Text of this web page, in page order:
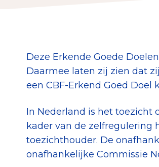
CBF-
Het
Deze Erkende Goede
Daarmee laten zij zien dat
een CBF-Erkend Goed Doel
In Nederland is het toezicht
kader van de zelfregulering
toezichthouder. De
onafhankelijke Commissie